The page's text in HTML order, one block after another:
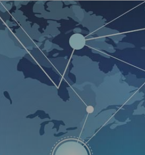
Forsvar og beredskap
Industri og automatisering
Lavspenning
Maritime elinstallasjoner
Overføring og distribusjon
Samferdsel
Velferdsteknologi
Norsk English